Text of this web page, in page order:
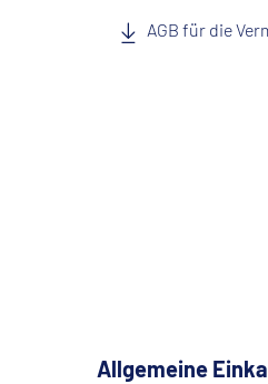
AGB für die
Allgemeine